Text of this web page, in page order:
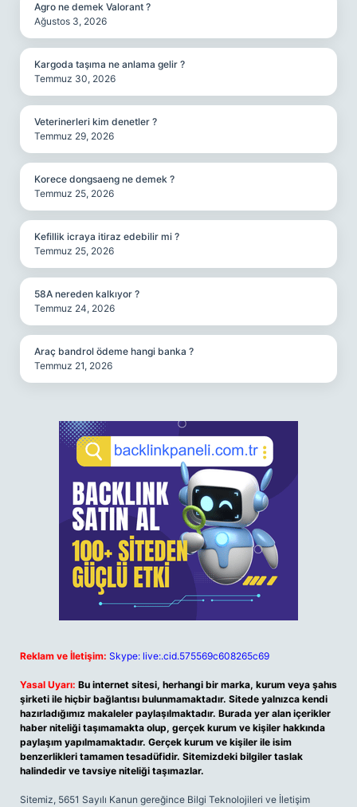
Agro ne demek Valorant ?
Ağustos 3, 2026
Kargoda taşıma ne anlama gelir ?
Temmuz 30, 2026
Veterinerleri kim denetler ?
Temmuz 29, 2026
Korece dongsaeng ne demek ?
Temmuz 25, 2026
Kefillik icraya itiraz edebilir mi ?
Temmuz 25, 2026
58A nereden kalkıyor ?
Temmuz 24, 2026
Araç bandrol ödeme hangi banka ?
Temmuz 21, 2026
Reklam ve İletişim: Skype: live:.cid.575569c608265c69
Yasal Uyarı: Bu internet sitesi, herhangi bir marka, kurum veya şahıs
şirketi ile hiçbir bağlantısı bulunmamaktadır. Sitede yalnızca kendi
hazırladığımız makaleler paylaşılmaktadır. Burada yer alan içerikler
haber niteliği taşımamakta olup, gerçek kurum ve kişiler hakkında
paylaşım yapılmamaktadır. Gerçek kurum ve kişiler ile isim
benzerlikleri tamamen tesadüfidir. Sitemizdeki bilgiler taslak
halindedir ve tavsiye niteliği taşımazlar.
Sitemiz, 5651 Sayılı Kanun gereğince Bilgi Teknolojileri ve İletişim